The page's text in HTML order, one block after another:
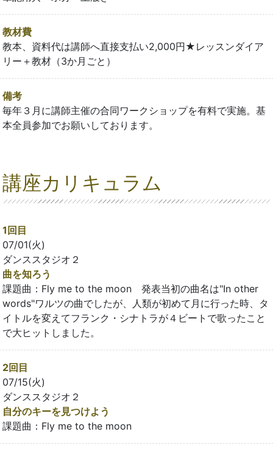
教材費
教本、資料代は講師へ直接支払い2,000円★レッスンダイア
リー＋教材（3か月ごと）
備考
毎年３月に講師主催の合同ワークショップを有料で実施。基
本全員参加でお願いしております。
講座カリキュラム
1回目
07/01(火)
ダンススタジオ２
曲を知ろう
課題曲：Fly me to the moon 発表当初の曲名は"In other
words"ワルツの曲でしたが、人類が初めて月に行った時、タ
イトルを変えてフランク・シナトラが４ビートで歌ったこと
で大ヒットしました。
2回目
07/15(火)
ダンススタジオ２
自分のキーを見つけよう
課題曲：Fly me to the moon